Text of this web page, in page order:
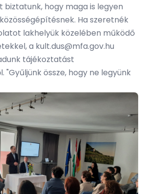
biztatunk, hogy maga is legyen
Ha szeretnék
lakhelyük közelében működő
a kult.dus@mfa.gov.hu
tájékoztatást
"Gyűljünk össze, hogy ne legyünk